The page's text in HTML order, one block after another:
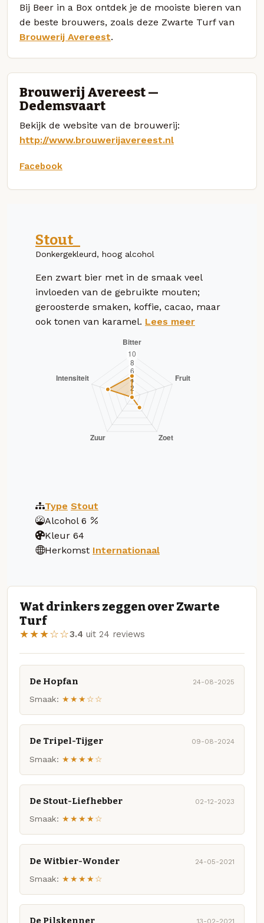
Bij Beer in a Box ontdek je de mooiste bieren van
de beste brouwers, zoals deze Zwarte Turf van
Brouwerij Avereest.
Brouwerij Avereest —
Dedemsvaart
Bekijk de website van de brouwerij:
http://www.brouwerijavereest.nl
Facebook
Stout_
Donkergekleurd, hoog alcohol
Een zwart bier met in de smaak veel
invloeden van de gebruikte mouten;
geroosterde smaken, koffie, cacao, maar
ook tonen van karamel. Lees meer
Type Stout
Alcohol 6
Kleur 64
Herkomst Internationaal
Wat drinkers zeggen over Zwarte
Turf
★★★☆☆3.4 uit 24 reviews
De Hopfan 24-08-2025
Smaak: ★★★☆☆
De Tripel-Tijger 09-08-2024
Smaak: ★★★★☆
De Stout-Liefhebber 02-12-2023
Smaak: ★★★★☆
De Witbier-Wonder 24-05-2021
Smaak: ★★★★☆
De Pilskenner 13-02-2021